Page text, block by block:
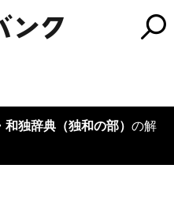
独辞典（独和の部） の解